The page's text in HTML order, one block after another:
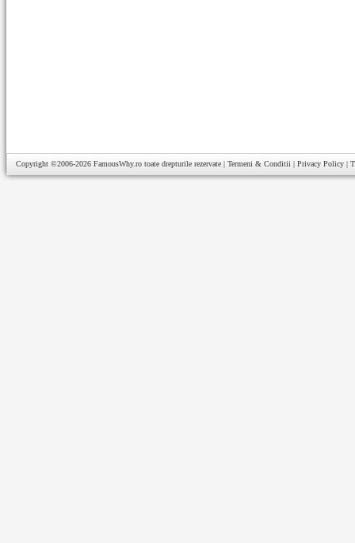
Copyright ©2006-2026 FamousWhy.ro toate drepturile rezervate | Termeni & Conditii | Privacy Policy |